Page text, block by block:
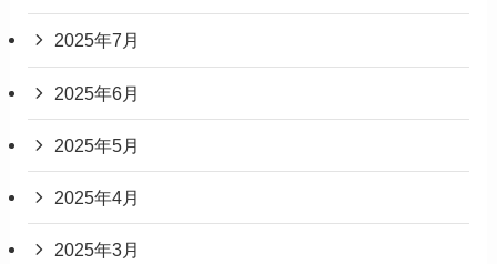
2025年7月
2025年6月
2025年5月
2025年4月
2025年3月